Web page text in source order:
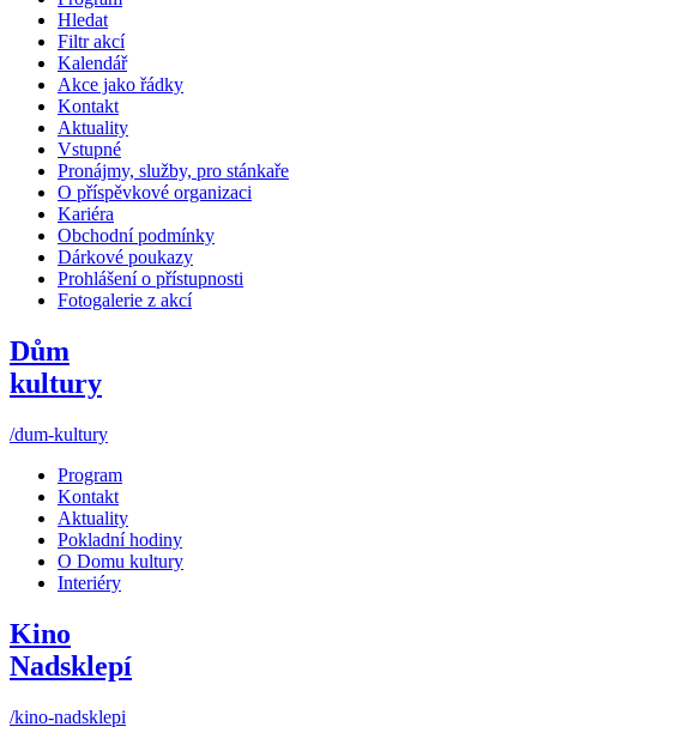
Hledat
Filtr akcí
Kalendář
Akce jako řádky
Kontakt
Aktuality
Vstupné
Pronájmy, služby, pro stánkaře
O příspěvkové organizaci
Kariéra
Obchodní podmínky
Dárkové poukazy
Prohlášení o přístupnosti
Fotogalerie z akcí
Dům
kultury
/dum-kultury
Program
Kontakt
Aktuality
Pokladní hodiny
O Domu kultury
Interiéry
Kino
Nadsklepí
/kino-nadsklepi